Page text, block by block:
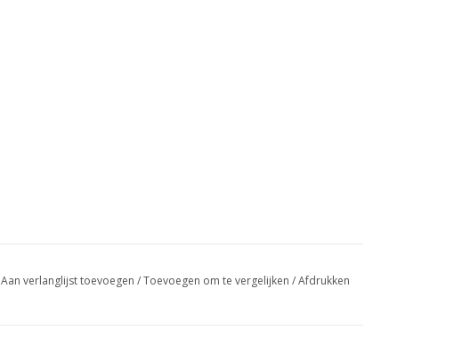
Aan verlanglijst toevoegen /Toevoegen om te vergelijken /Afdrukken